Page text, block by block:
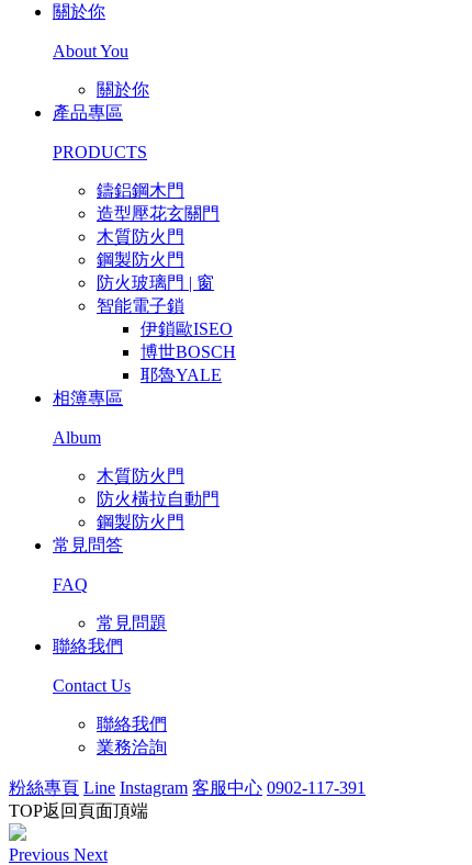
關於你
About You
關於你
產品專區
PRODUCTS
鑄鋁鋼木門
造型壓花玄關門
木質防火門
鋼製防火門
防火玻璃門 | 窗
智能電子鎖
伊鎖歐ISEO
博世BOSCH
耶魯YALE
相簿專區
Album
木質防火門
防火橫拉自動門
鋼製防火門
常見問答
FAQ
常見問題
聯絡我們
Contact Us
聯絡我們
業務洽詢
粉絲專頁 Line Instagram 客服中心 0902-117-391
TOP返回頁面頂端
Previous Next